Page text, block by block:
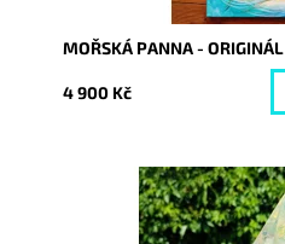
MOŘSKÁ PANNA - ORIGINÁL
4 900 Kč
Dostupnost:
Vyprodáno
8715